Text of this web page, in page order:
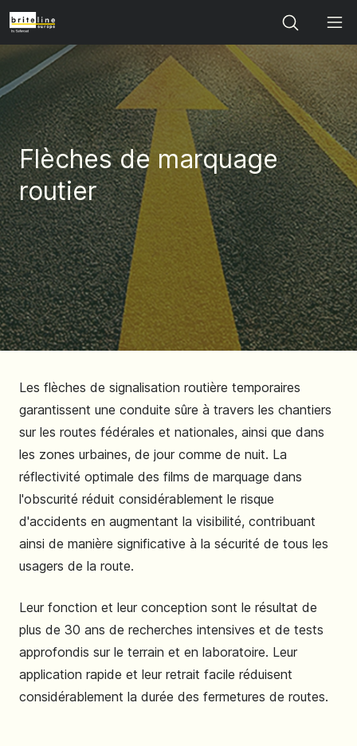
Search
Flèches de marquage
routier
Les flèches de signalisation routière temporaires
garantissent une conduite sûre à travers les chantiers
sur les routes fédérales et nationales, ainsi que dans
les zones urbaines, de jour comme de nuit. La
réflectivité optimale des films de marquage dans
l'obscurité réduit considérablement le risque
d'accidents en augmentant la visibilité, contribuant
ainsi de manière significative à la sécurité de tous les
usagers de la route.
Leur fonction et leur conception sont le résultat de
plus de 30 ans de recherches intensives et de tests
approfondis sur le terrain et en laboratoire. Leur
application rapide et leur retrait facile réduisent
considérablement la durée des fermetures de routes.